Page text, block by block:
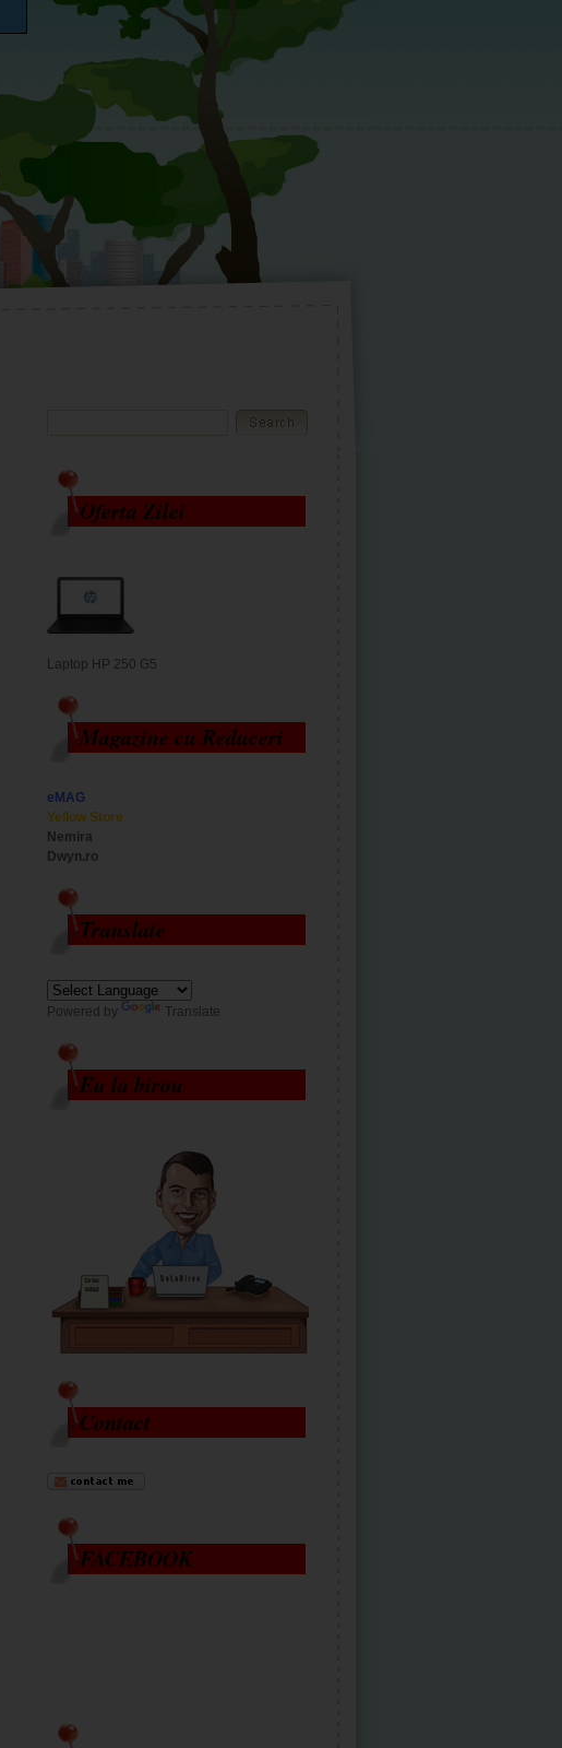
Oferta Zilei
Laptop HP 250 G5
Magazine cu Reduceri
eMAG
Yellow Store
Nemira
Dwyn.ro
Translate
Powered by Translate
Eu la birou
Contact
FACEBOOK